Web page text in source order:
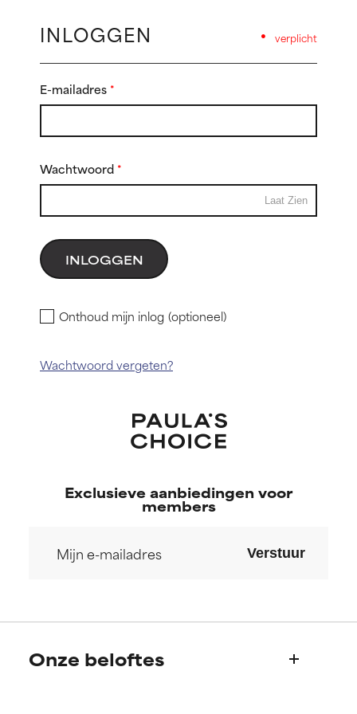
INLOGGEN • verplicht
E-mailadres *
Wachtwoord *
Laat Zien
INLOGGEN
Onthoud mijn inlog (optioneel)
Wachtwoord vergeten?
Exclusieve aanbiedingen voor
members
Verstuur
Onze beloftes